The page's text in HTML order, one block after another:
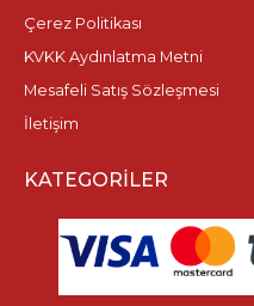
Çerez Politikası
KVKK Aydınlatma Metni
Mesafeli Satış Sözleşmesi
İletişim
KATEGORILER